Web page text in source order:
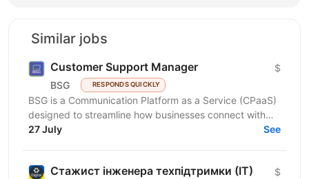
Similar jobs
Customer Support Manager
BSG RESPONDS QUICKLY
$
BSG is a Communication Platform as a Service (CPaaS)
designed to streamline how businesses connect with
customers across multiple channels. Our flexible,...
27 July See
Стажист інженера техпідтримки (ІТ) $